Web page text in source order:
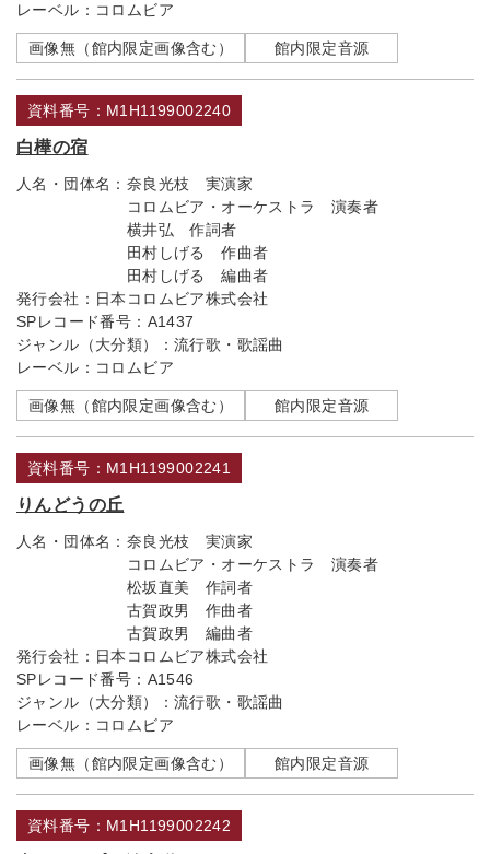
レーベル： コロムビア
画像無（館内限定画像含む） 館内限定音源
資料番号：M1H1199002240
白樺の宿
人名・団体名： 奈良光枝 実演家
コロムビア・オーケストラ 演奏者
横井弘 作詞者
田村しげる 作曲者
田村しげる 編曲者
発行会社： 日本コロムビア株式会社
SPレコード番号： A1437
ジャンル（大分類）： 流行歌・歌謡曲
レーベル： コロムビア
画像無（館内限定画像含む） 館内限定音源
資料番号：M1H1199002241
りんどうの丘
人名・団体名： 奈良光枝 実演家
コロムビア・オーケストラ 演奏者
松坂直美 作詞者
古賀政男 作曲者
古賀政男 編曲者
発行会社： 日本コロムビア株式会社
SPレコード番号： A1546
ジャンル（大分類）： 流行歌・歌謡曲
レーベル： コロムビア
画像無（館内限定画像含む） 館内限定音源
資料番号：M1H1199002242